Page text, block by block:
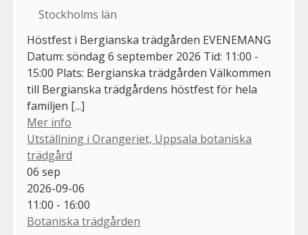
Stockholms län
Höstfest i Bergianska trädgården EVENEMANG
Datum: söndag 6 september 2026 Tid: 11:00 -
15:00 Plats: Bergianska trädgården Välkommen
till Bergianska trädgårdens höstfest för hela
familjen [...]
Mer info
Utställning i Orangeriet, Uppsala botaniska
trädgård
06 sep
2026-09-06
11:00 - 16:00
Botaniska trädgården